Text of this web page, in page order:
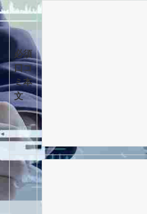
必須
口コ
ミ本
文